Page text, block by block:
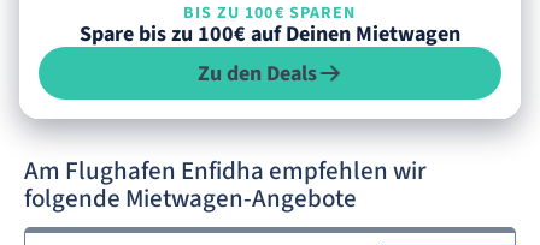
BIS ZU 100€ SPAREN
Spare bis zu 100€ auf Deinen Mietwagen
Zu den Deals
Am Flughafen Enfidha empfehlen wir
folgende Mietwagen-Angebote